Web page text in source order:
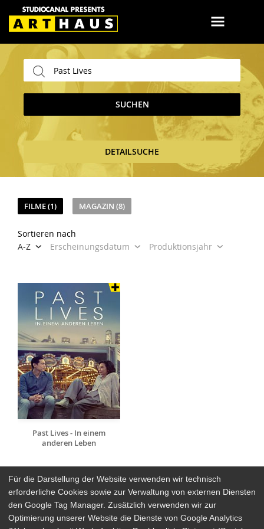
SUCHEN
DETAILSUCHE
FILME (1) MAGAZIN (8)
Sortieren nach
A-Z
Erscheinungsdatum Produktionsjahr
Past Lives - In einem
anderen Leben
Arthaus Stores
Für die Darstellung der Website verwenden wir technisch
erforderliche Cookies sowie zur Verwaltung von externen Diensten
den Google Tag Manager. Zusätzlich verwenden wir zur
Optimierung unserer Website die Dienste von Google Analytics